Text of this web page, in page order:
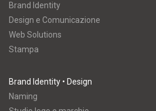
Brand Identity
Design e Comunicazione
Web Solutions
Stampa
Brand Identity • Design
Naming